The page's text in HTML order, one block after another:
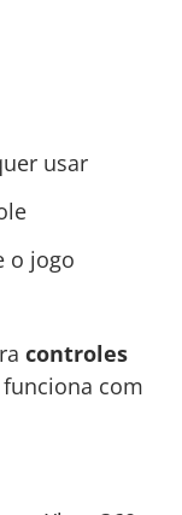
usar
o jogo
controles
funciona com